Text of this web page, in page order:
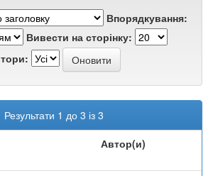
Впорядкування:
Вивести на сторінку:
Результати 1 до 3 із 3
Автор(и)